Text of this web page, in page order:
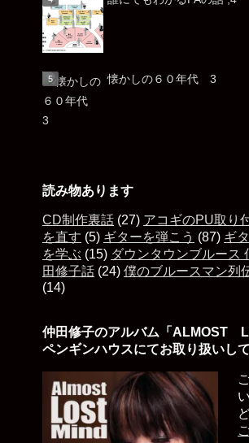
懐かしの６０年代 3
読み物あります
CD制作裏話 (27) アコギのPU取り
を直す (5) ギターを弾こう (87) ギ
を学ぶ (15) ダウンタウンブルース
田修子話 (24) 僕のブルースマン列
(14)
仲田修子のアルバム「ALMOST
ペンギンハウスにてお取り